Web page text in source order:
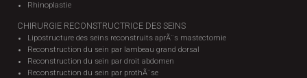
Rhinoplastie
CHIRURGIE RECONSTRUCTRICE DES SEINS
Lipostructure des seins reconstruits aprÃ¨s mastectomie
Reconstruction du sein par lambeau grand dorsal
Reconstruction du sein par droit abdomen
Reconstruction du sein par prothÃ¨se